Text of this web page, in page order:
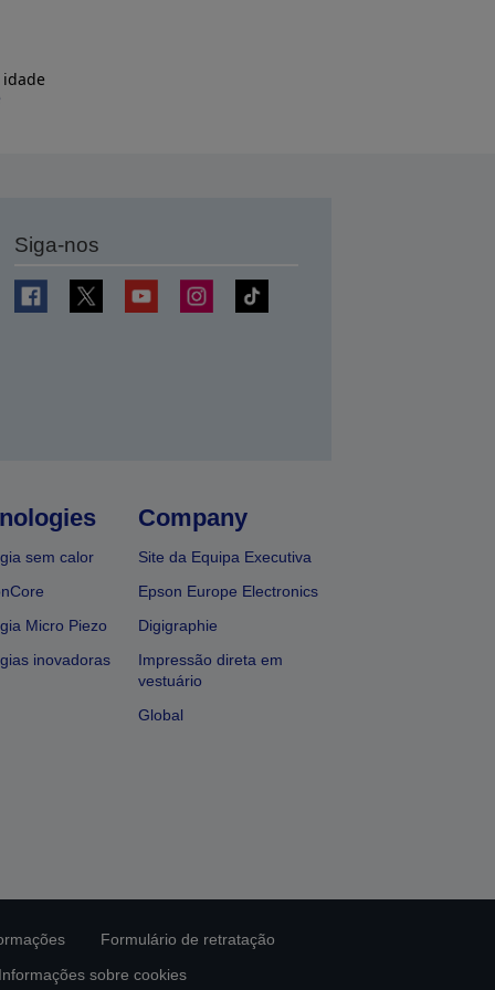
Siga-nos
sem calor
Micro Piezo
inovadoras
Company
Site da Equipa Executiva
Epson Europe Electronics
Digigraphie
Impressão direta em
vestuário
Global
Formulário de retratação
Informações sobre cookies